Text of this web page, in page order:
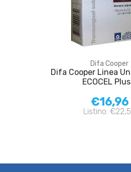
Difa Cooper
Difa Cooper Linea
ECOCEL
€16,96
Listino: